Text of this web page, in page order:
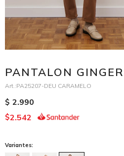
PANTALON
PA25207-DEU CARAMELO
$ 2.990
$2.542
Variantes: